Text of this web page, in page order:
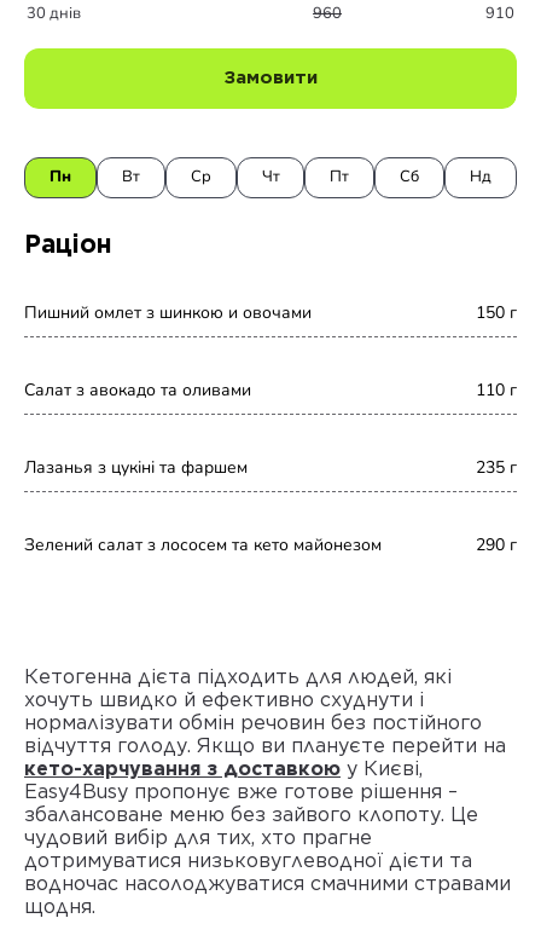
30 днів
960 910
Замовити
Пн Вт Ср Чт Пт Сб Нд
Раціон
Пишний омлет з шинкою и овочами 150 г
Салат з авокадо та оливами 110 г
Лазанья з цукіні та фаршем 235 г
Зелений салат з лососем та кето майонезом 290 г
Кетогенна дієта підходить для людей, які
хочуть швидко й ефективно схуднути і
нормалізувати обмін речовин без постійного
відчуття голоду. Якщо ви плануєте перейти на
кето-харчування з доставкою у Києві,
Easy4Busy пропонує вже готове рішення –
збалансоване меню без зайвого клопоту. Це
чудовий вибір для тих, хто прагне
дотримуватися низьковуглеводної дієти та
водночас насолоджуватися смачними стравами
щодня.